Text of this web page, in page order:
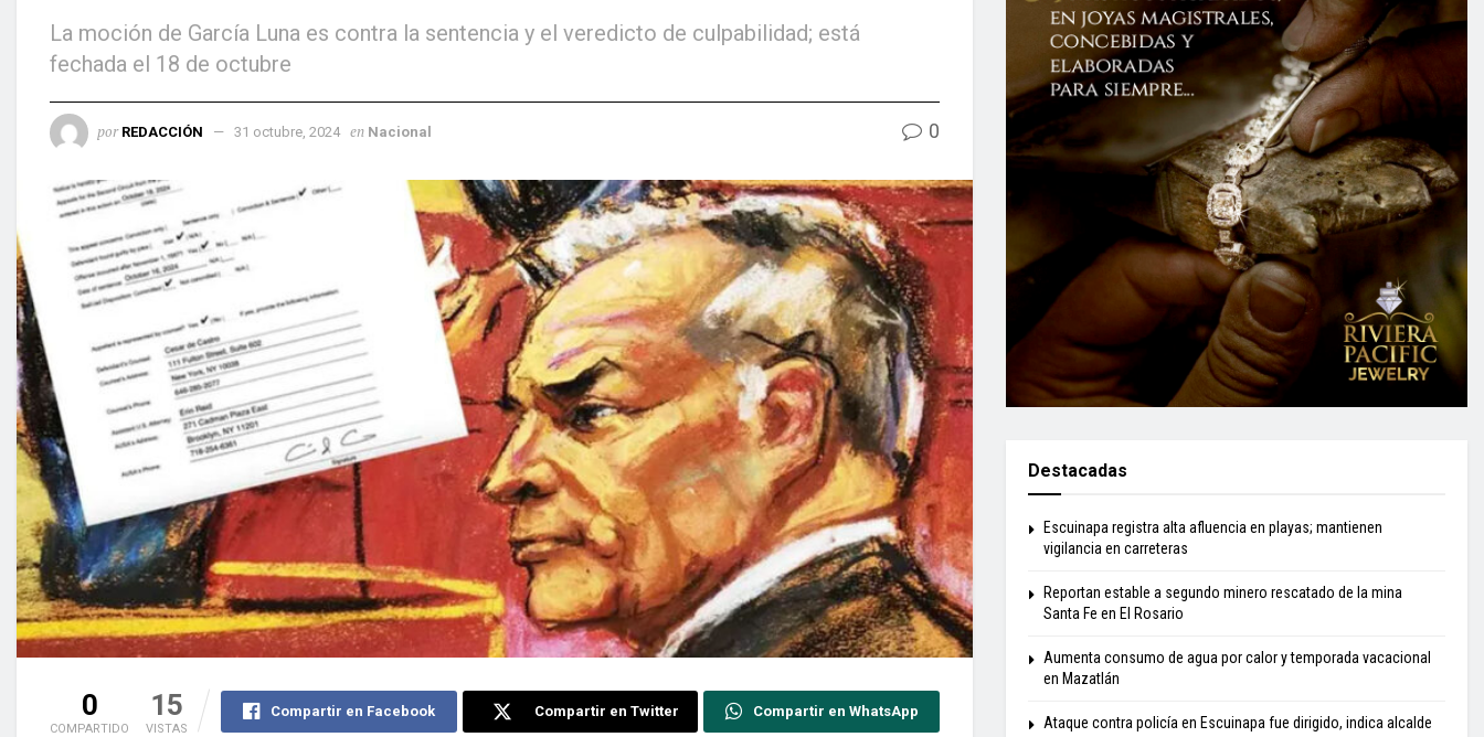
La moción de García Luna es contra la sentencia y el veredicto de culpabilidad; está
fechada el 18 de octubre
por REDACCIÓN 31 octubre, 2024 en Nacional 0
0
COMPARTIDO
15
VISTAS
Compartir en Facebook Compartir en Twitter Compartir en WhatsApp
Destacadas
Escuinapa registra alta afluencia en playas; mantienen
vigilancia en carreteras
Reportan estable a segundo minero rescatado de la mina
Santa Fe en El Rosario
Aumenta consumo de agua por calor y temporada vacacional
en Mazatlán
Ataque contra policía en Escuinapa fue dirigido, indica alcalde